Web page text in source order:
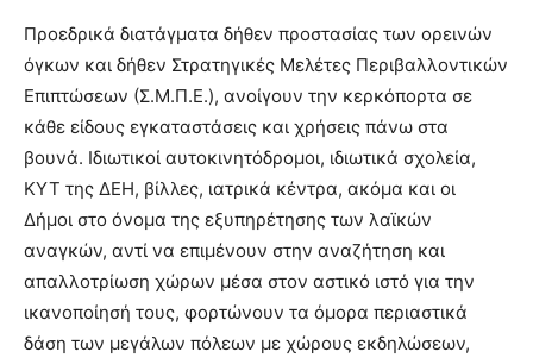
Προεδρικά διατάγματα δήθεν προστασίας των ορεινών
όγκων και δήθεν Στρατηγικές Μελέτες Περιβαλλοντικών
Επιπτώσεων (Σ.Μ.Π.Ε.), ανοίγουν την κερκόπορτα σε
κάθε είδους εγκαταστάσεις και χρήσεις πάνω στα
βουνά. Ιδιωτικοί αυτοκινητόδρομοι, ιδιωτικά σχολεία,
ΚΥΤ της ΔΕΗ, βίλλες, ιατρικά κέντρα, ακόμα και οι
Δήμοι στο όνομα της εξυπηρέτησης των λαϊκών
αναγκών, αντί να επιμένουν στην αναζήτηση και
απαλλοτρίωση χώρων μέσα στον αστικό ιστό για την
ικανοποίησή τους, φορτώνουν τα όμορα περιαστικά
δάση των μεγάλων πόλεων με χώρους εκδηλώσεων,